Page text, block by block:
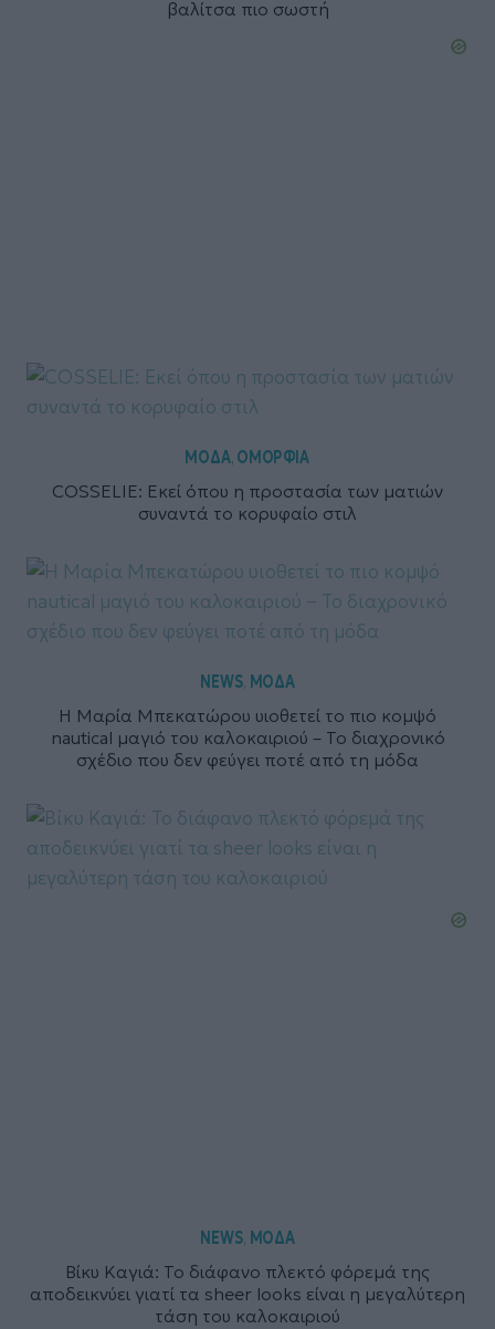
βαλίτσα πιο σωστή
ΜΟΔΑ,ΟΜΟΡΦΙΑ
COSSELIE: Εκεί όπου η προστασία των ματιών
συναντά το κορυφαίο στιλ
NEWS, ΜΟΔΑ
Η Μαρία Μπεκατώρου υιοθετεί το πιο κομψό
nautical μαγιό του καλοκαιριού – Το διαχρονικό
σχέδιο που δεν φεύγει ποτέ από τη μόδα
NEWS, ΜΟΔΑ
Βίκυ Καγιά: Το διάφανο πλεκτό φόρεμά της
αποδεικνύει γιατί τα sheer looks είναι η μεγαλύτερη
τάση του καλοκαιριού